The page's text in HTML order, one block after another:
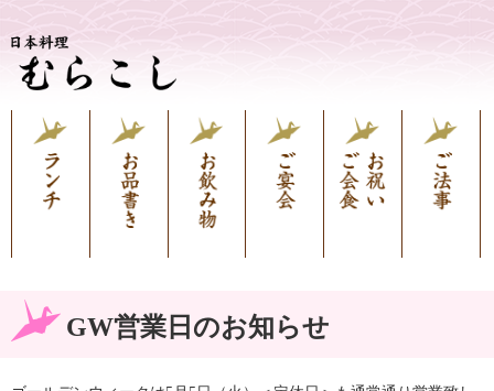
GW営業日のお知らせ